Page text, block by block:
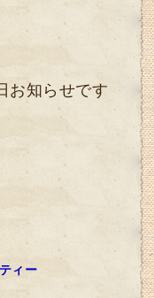
お知らせです
ィー